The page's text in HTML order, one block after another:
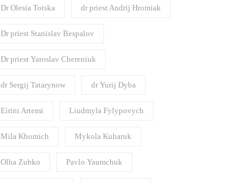
Dr Olesia Totska dr priest Andrij Hromiak
Dr priest Stanislav Bespalov
Dr priest Yaroslav Chereniuk
dr Sergij Tatarynow dr Yurij Dyba
Eirini Artemi Liudmyla Fylypovych
Mila Khomich Mykola Kuharuk
Olha Zubko Pavlo Yaumchuk